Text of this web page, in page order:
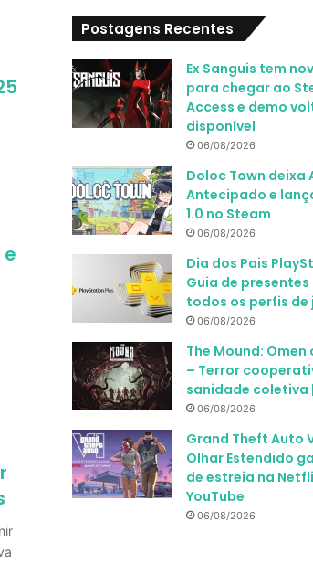
Postagens Recentes
Ex Sanguis tem
para chegar ao
Access e demo
disponível
06/08/2026
Doloc Town deixa
Antecipado e
1.0 no Steam
06/08/2026
Dia dos Pais
Guia de
todos os perfis
06/08/2026
The Mound: Omen
– Terror
sanidade coletiva
06/08/2026
Grand Theft Auto
Olhar Estendido
de estreia na
YouTube
06/08/2026